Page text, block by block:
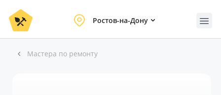
Ростов-на-Дону
Мастера по ремонту